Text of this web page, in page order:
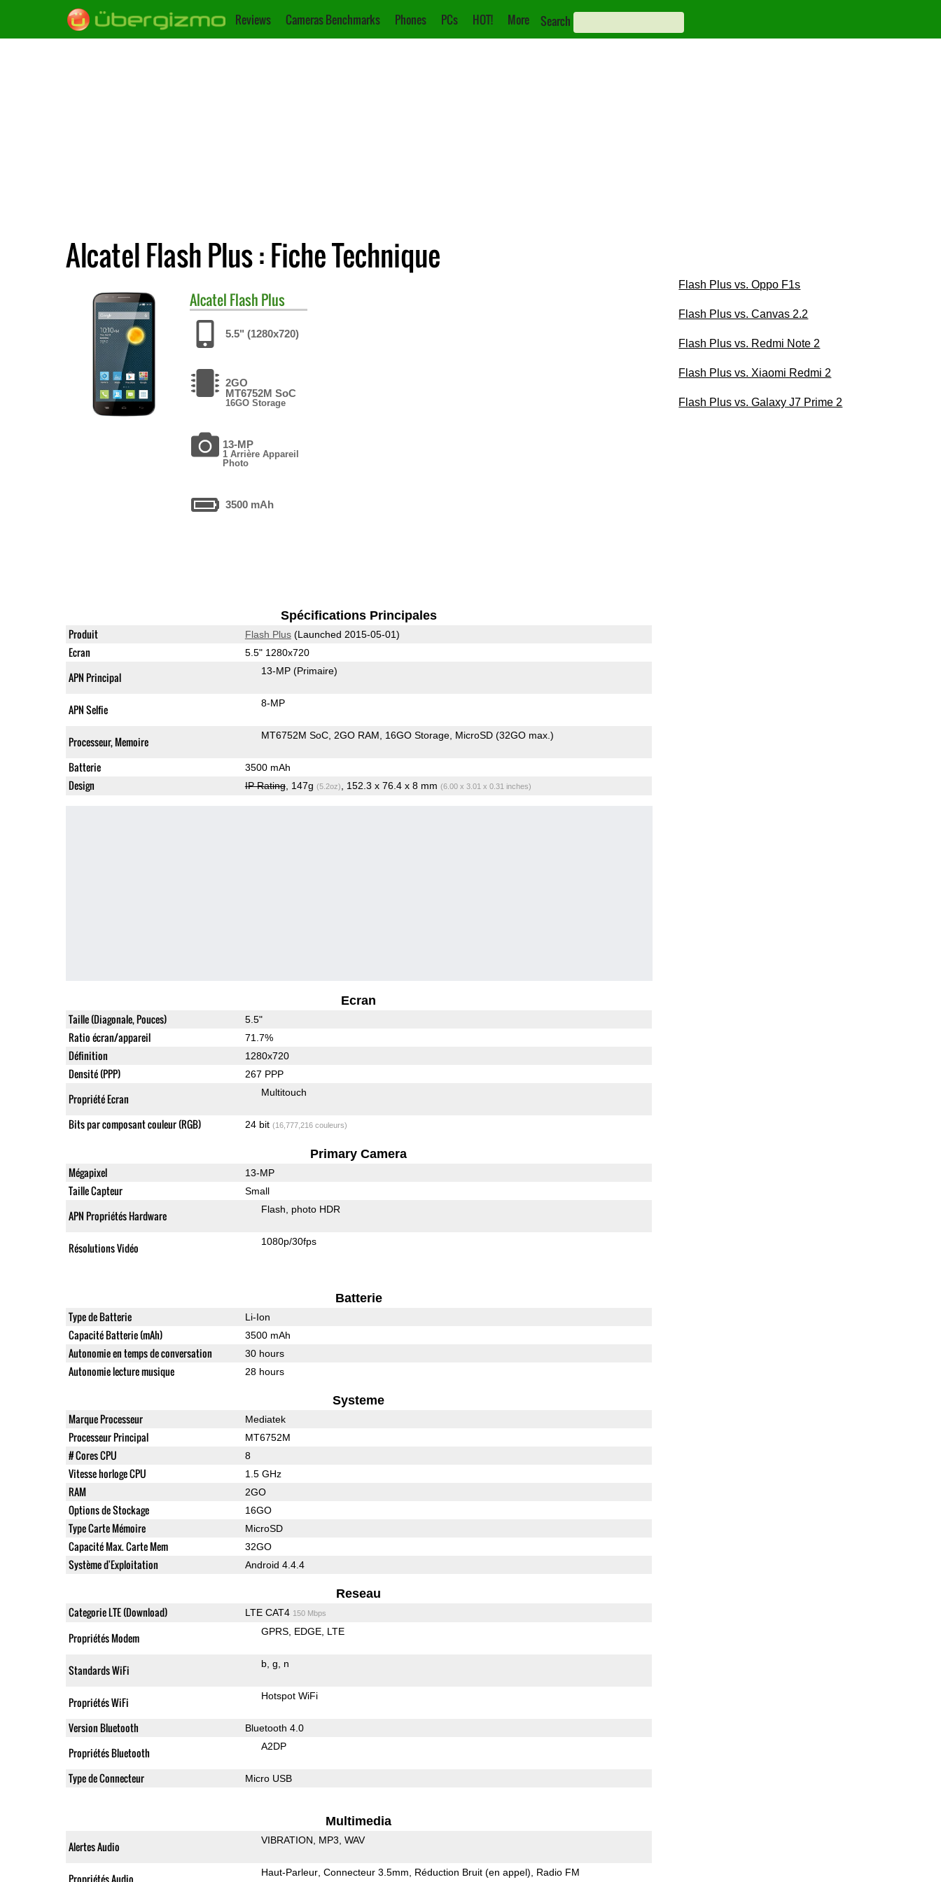
Reviews Cameras Benchmarks Phones PCs HOT! More Search
Alcatel Flash Plus : Fiche Technique
Alcatel Flash Plus
5.5" (1280x720)
2GO
MT6752M SoC
16GO Storage
13-MP
1 Arrière Appareil
Photo
3500 mAh
Spécifications Principales
Produit Flash Plus(Launched 2015-05-01)
Ecran 5.5" 1280x720
APN Principal 13-MP (Primaire)
APN Selfie 8-MP
Processeur, Memoire MT6752M SoC 2GO RAM 16GO Storage MicroSD (32GO max.)
Batterie 3500 mAh
Design IP Rating, 147g (5.2oz) , 152.3 x 76.4 x 8 mm (6.00 x 3.01 x 0.31 inches)
Ecran
Taille (Diagonale, Pouces) 5.5"
Ratio écran/appareil 71.7%
Définition 1280x720
Densité (PPP) 267 PPP
Propriété Ecran Multitouch
Bits par composant couleur (RGB) 24 bit (16,777,216 couleurs)
Primary Camera
Mégapixel 13-MP
Taille Capteur Small
APN Propriétés Hardware Flash photo HDR
Résolutions Vidéo 1080p/30fps
Batterie
Type de Batterie Li-Ion
Capacité Batterie (mAh) 3500 mAh
Autonomie en temps de conversation 30 hours
Autonomie lecture musique 28 hours
Systeme
Marque Processeur Mediatek
Processeur Principal MT6752M
# Cores CPU 8
Vitesse horloge CPU 1.5 GHz
RAM 2GO
Options de Stockage 16GO
Type Carte Mémoire MicroSD
Capacité Max. Carte Mem 32GO
Système d'Exploitation Android 4.4.4
Reseau
Categorie LTE (Download) LTE CAT4 150 Mbps
Propriétés Modem GPRS EDGE LTE
Standards WiFi b g n
Propriétés WiFi Hotspot WiFi
Version Bluetooth Bluetooth 4.0
Propriétés Bluetooth A2DP
Type de Connecteur Micro USB
Multimedia
Alertes Audio VIBRATION MP3 WAV
Propriétés Audio Haut-Parleur Connecteur 3.5mm Réduction Bruit (en appel) Radio FM
Flash Plus vs. Oppo F1s
Flash Plus vs. Canvas 2.2
Flash Plus vs. Redmi Note 2
Flash Plus vs. Xiaomi Redmi 2
Flash Plus vs. Galaxy J7 Prime 2